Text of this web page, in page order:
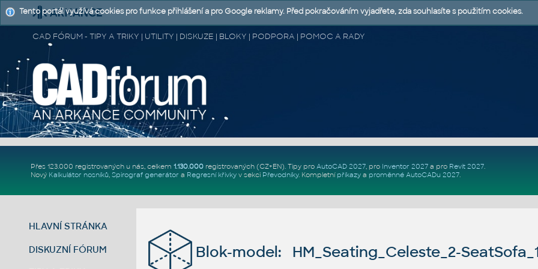
CAD FÓRUM - TIPY A TRIKY | UTILITY | DISKUZE | BLOKY | PODPORA | POMOC A RADY
Přes 123.000 registrovaných u nás, celkem 1.130.000registrovaných (CZ+EN). Tipy pro AutoCAD 2027, pro Inventor 2027a pro Revit 2027.
Nový Kalkulátor nosníků, Spirograf generátor a Regresní křivkyv sekci Převodníky. Kompletní příkazya proměnné AutoCADu 2027.
HLAVNÍ STRÁNKA
DISKUZNÍ FÓRUM Blok-model: HM_Seating_Celeste_2-
Tento portál využívá cookies pro funkce přihlášení a pro Google reklamy. Před pokračováním vyjadřete, zda souhlasíte s použitím cookies.